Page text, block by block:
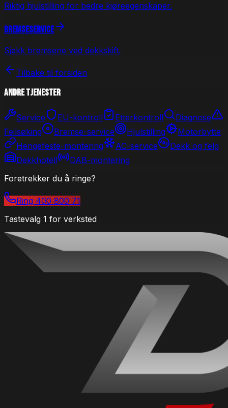
Riktig hjulstilling for bedre kjøreegenskaper.
Bremseservice
Sjekk bremsene ved dekkskift.
Tilbake til forsiden
Andre tjenester
Service EU-kontroll Etterkontroll
Diagnose
Feilsøking
Bremse-service Hjulstilling
Motorbytte
Hengefeste-montering
AC-service
Dekk og felg
Dekkhotell
DAB-montering
Foretrekker du å ringe?
Ring 400 800 71
Tastevalg 1 for verksted